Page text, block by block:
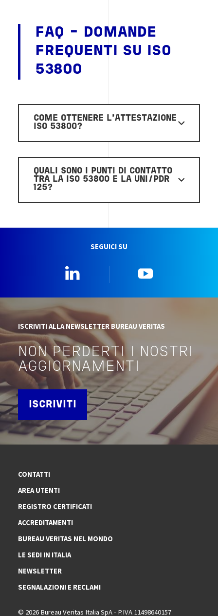
FAQ - DOMANDE
FREQUENTI SU ISO
53800
COME OTTENERE L'ATTESTAZIONE
ISO 53800?
QUALI SONO I PUNTI DI CONTATTO
TRA LA ISO 53800 E LA UNI/PDR
125?
SEGUICI SU
ISCRIVITI ALLA NEWSLETTER BUREAU VERITAS
NON PERDERTI I NOSTRI
AGGIORNAMENTI
ISCRIVITI
CONTATTI
AREA UTENTI
REGISTRO CERTIFICATI
ACCREDITAMENTI
BUREAU VERITAS NEL MONDO
LE SEDI IN ITALIA
NEWSLETTER
SEGNALAZIONI E RECLAMI
© 2026 Bureau Veritas Italia SpA - P.IVA 11498640157